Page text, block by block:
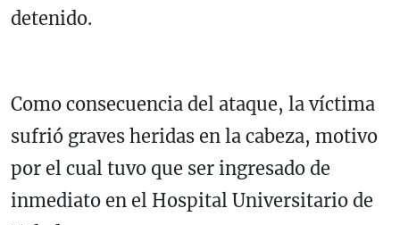
detenido.
Como consecuencia del ataque, la víctima
sufrió graves heridas en la cabeza, motivo
por el cual tuvo que ser ingresado de
inmediato en el Hospital Universitario de